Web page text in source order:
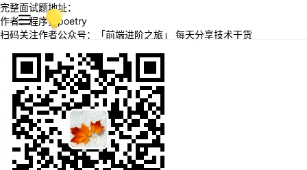
完整面试题地址：
作者：程序员poetry
扫码关注作者公众号：「前端进阶之旅」 每天分享技术干货